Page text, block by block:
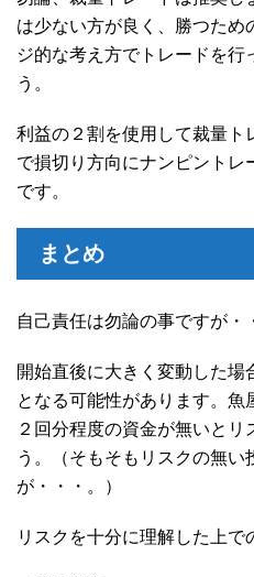
は少ない方が良く、勝つため
ジ的な考え方でトレードを行
う。
利益の２割を使用して裁量ト
で損切り方向にナンピント
です。
まとめ
自己責任は勿論の事ですが・
開始直後に大きく変動した
となる可能性があります。魚
２回分程度の資金が無いとリ
う。（そもそもリスクの無
が・・・。）
リスクを十分に理解した上で